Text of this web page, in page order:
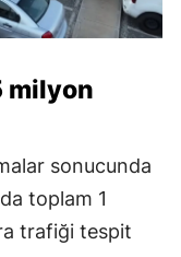
milyon
sonucunda
toplam 1
trafiği tespit